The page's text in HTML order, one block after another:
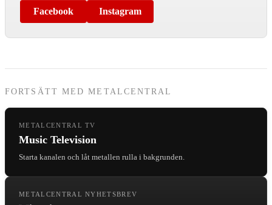
Facebook Instagram
FORTSÄTT MED METALCENTRAL
METALCENTRAL TV
Music Television
Starta kanalen och låt metallen rulla i bakgrunden.
METALCENTRAL NYHETSBREV